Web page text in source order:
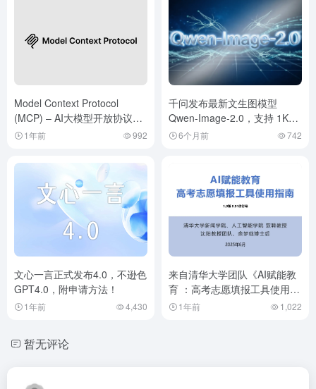
Model Context Protocol
(MCP) – AI大模型开放协议，
让AI 模型能够安全地与本地和
1年前 992
千问发布最新文生图模型
Qwen-Image-2.0，支持 1K
token 超长文字输入
6个月前 742
文心一言正式发布4.0，不逊色
GPT4.0，附申请方法！
1年前 4,430
来自清华大学团队《AI赋能教
育 ：高考志愿填报工具使用指
南》PDF文档下载！
1年前 1,022
暂无评论